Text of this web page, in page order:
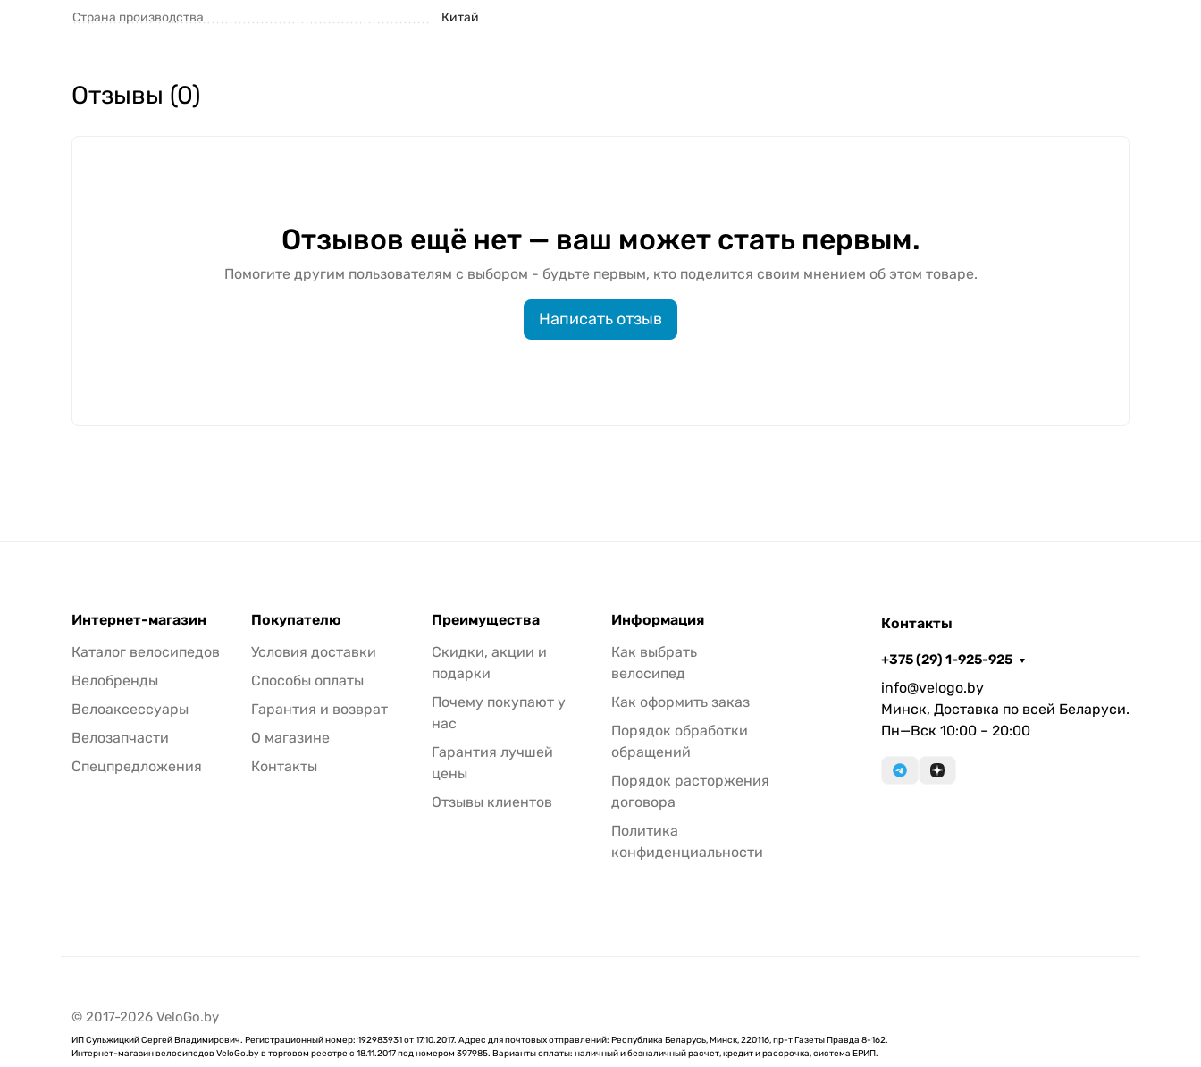
Страна производства
Китай
Отзывы (0)
Отзывов ещё нет — ваш может стать первым.
Помогите другим пользователям с выбором - будьте первым, кто поделится своим мнением об этом товаре.
Написать отзыв
Интернет-магазин
Каталог велосипедов
Велобренды
Велоаксессуары
Велозапчасти
Спецпредложения
Покупателю
Условия доставки
Способы оплаты
Гарантия и возврат
О магазине
Контакты
Преимущества
Скидки, акции и
подарки
Почему покупают у
нас
Гарантия лучшей
цены
Отзывы клиентов
Информация
Как выбрать
велосипед
Как оформить заказ
Порядок обработки
обращений
Порядок расторжения
договора
Политика
конфиденциальности
Контакты
+375 (29) 1-925-925
info@velogo.by
Минск, Доставка по всей Беларуси.
Пн—Вск 10:00 – 20:00
© 2017-2026 VeloGo.by
ИП Сульжицкий Сергей Владимирович. Регистрационный номер: 192983931 от 17.10.2017. Адрес для почтовых отправлений: Республика Беларусь, Минск, 220116, пр-т Газеты Правда 8-162.
Интернет-магазин велосипедов VeloGo.by в торговом реестре с 18.11.2017 под номером 397985. Варианты оплаты: наличный и безналичный расчет, кредит и рассрочка, система ЕРИП.